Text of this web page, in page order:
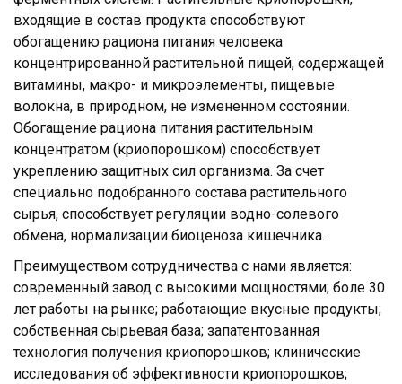
входящие в состав продукта способствуют
обогащению рациона питания человека
концентрированной растительной пищей, содержащей
витамины, макро- и микроэлементы, пищевые
волокна, в природном, не измененном состоянии.
Обогащение рациона питания растительным
концентратом (криопорошком) способствует
укреплению защитных сил организма. За счет
специально подобранного состава растительного
сырья, способствует регуляции водно-солевого
обмена, нормализации биоценоза кишечника.
Преимуществом сотрудничества с нами является:
современный завод с высокими мощностями; боле 30
лет работы на рынке; работающие вкусные продукты;
собственная сырьевая база; запатентованная
технология получения криопорошков; клинические
исследования об эффективности криопорошков;